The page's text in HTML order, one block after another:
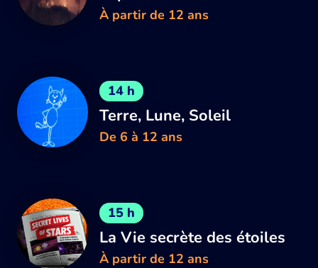
À partir de 12 ans
14 h
Terre, Lune, Soleil
De 6 à 12 ans
15 h
La Vie secrète des étoiles
À partir de 12 ans